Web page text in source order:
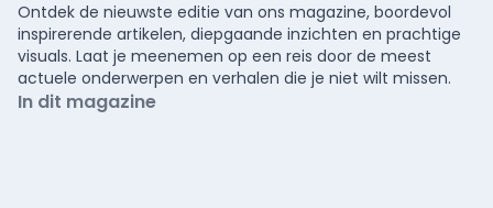
Ontdek de nieuwste editie van ons magazine, boordevol
inspirerende artikelen, diepgaande inzichten en prachtige
visuals. Laat je meenemen op een reis door de meest
actuele onderwerpen en verhalen die je niet wilt missen.
In dit magazine